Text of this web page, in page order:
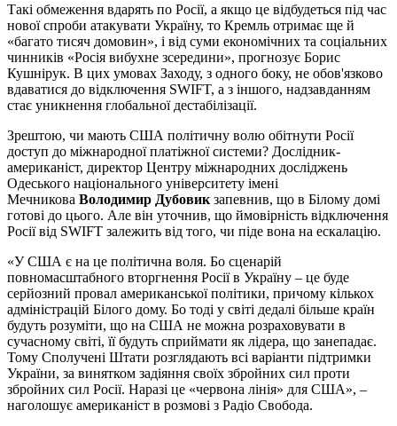
Такі обмеження вдарять по Росії, а якщо це відбудеться під час
нової спроби атакувати Україну, то Кремль отримає ще й
«багато тисяч домовин», і від суми економічних та соціальних
чинників «Росія вибухне зсередини», прогнозує Борис
Кушнірук. В цих умовах Заходу, з одного боку, не обов'язково
вдаватися до відключення SWIFT, а з іншого, надзавданням
стає уникнення глобальної дестабілізації.
Зрештою, чи мають США політичну волю обітнути Росії
доступ до міжнародної платіжної системи? Дослідник-
американіст, директор Центру міжнародних досліджень
Одеського національного університету імені
Мечникова Володимир Дубовик запевнив, що в Білому домі
готові до цього. Але він уточнив, що ймовірність відключення
Росії від SWIFT залежить від того, чи піде вона на ескалацію.
«У США є на це політична воля. Бо сценарій
повномасштабного вторгнення Росії в Україну – це буде
серйозний провал американської політики, причому кількох
адміністрацій Білого дому. Бо тоді у світі дедалі більше країн
будуть розуміти, що на США не можна розраховувати в
сучасному світі, її будуть сприймати як лідера, що занепадає.
Тому Сполучені Штати розглядають всі варіанти підтримки
України, за винятком задіяння своїх збройних сил проти
збройних сил Росії. Наразі це «червона лінія» для США», –
наголошує американіст в розмові з Радіо Свобода.